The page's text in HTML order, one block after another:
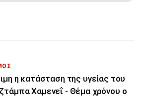
η κατάσταση της υγείας του
Χαμενεΐ - Θέμα χρόνου ο